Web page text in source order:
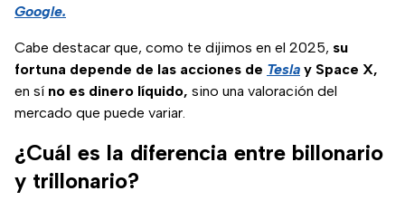
Google.
Cabe destacar que, como te dijimos en el 2025, su
fortuna depende de las acciones de Tesla y Space X,
en sí no es dinero líquido, sino una valoración del
mercado que puede variar.
¿Cuál es la diferencia entre billonario
y trillonario?